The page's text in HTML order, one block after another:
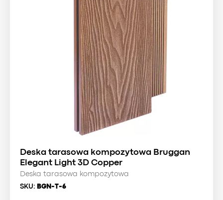
Deska tarasowa kompozytowa Bruggan
Elegant Light 3D Copper
Deska tarasowa kompozytowa
SKU: BGN-T-6